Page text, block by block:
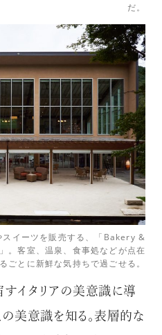
だ。
スイーツを販売する、「Bakery &
。客室、温泉、食事処などが点在
ごとに新鮮な気持ちで過ごせる。
すイタリアの美意識に導
美意識を知る。表層的な